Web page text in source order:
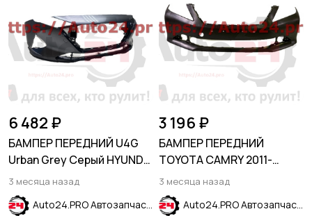
6 482 ₽
БАМПЕР ПЕРЕДНИЙ U4G
Urban Grey Серый HYUNDAI
SOLARIS 2020-2024
3 месяца назад
Auto24.PRO Автозапчасти
3 196 ₽
БАМПЕР ПЕРЕДНИЙ
TOYOTA CAMRY 2011-
(V50)
3 месяца назад
Auto24.PRO Автозапчасти